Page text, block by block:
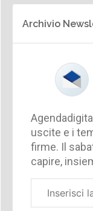
Archivio
uscite e i
firme. Il
capire,
aziendale